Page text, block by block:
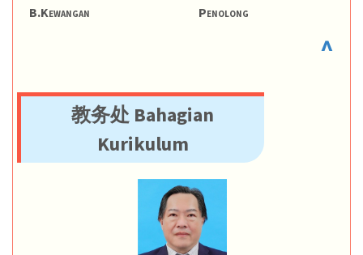
B.Kewangan
Penolong
^
教务处 Bahagian
Kurikulum